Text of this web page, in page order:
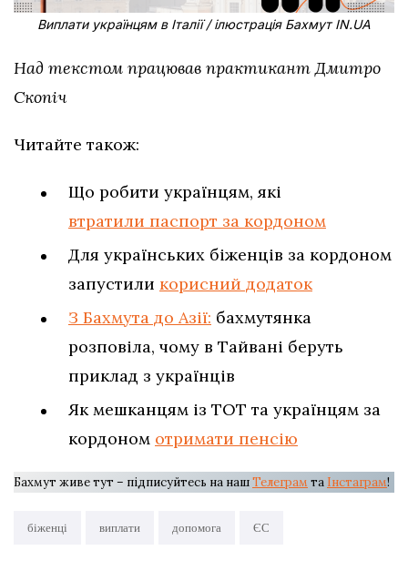
Виплати українцям в Італії / ілюстрація Бахмут IN.UA
Над текстом працював практикант Дмитро
Скопіч
Читайте також:
Що робити українцям, які
втратили паспорт за кордоном
Для українських біженців за кордоном
запустили корисний додаток
З Бахмута до Азії: бахмутянка
розповіла, чому в Тайвані беруть
приклад з українців
Як мешканцям із ТОТ та українцям за
кордоном отримати пенсію
Бахмут живе тут – підписуйтесь на нашТелеграм та Інстаграм!
біженці виплати допомога ЄС